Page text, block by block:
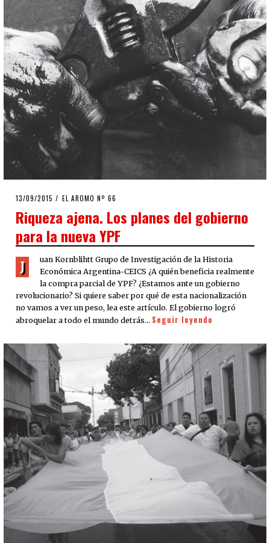
POSTED
13/09/2015 EL AROMO Nº 66
Riqueza ajena. Los planes del gobierno
para la nueva YPF
J
uan Kornblihtt Grupo de Investigación de la Historia
Económica Argentina-CEICS ¿A quién beneficia realmente
la compra parcial de YPF? ¿Estamos ante un gobierno
revolucionario? Si quiere saber por qué de esta nacionalización
no vamos a ver un peso, lea este artículo. El gobierno logró
abroquelar a todo el mundo detrás… Seguir leyendo